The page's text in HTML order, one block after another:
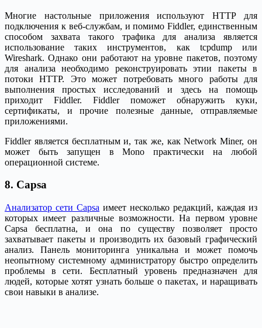
Многие настольные приложения используют HTTP для
подключения к веб-службам, и помимо Fiddler, единственным
способом захвата такого трафика для анализа является
использование таких инструментов, как tcpdump или
Wireshark. Однако они работают на уровне пакетов, поэтому
для анализа необходимо реконструировать этии пакеты в
потоки HTTP. Это может потребовать много работы для
выполнения простых исследований и здесь на помощь
приходит Fiddler. Fiddler поможет обнаружить куки,
сертификаты, и прочие полезные данные, отправляемые
приложениями.
Fiddler является бесплатным и, так же, как Network Miner, он
может быть запущен в Mono практически на любой
операционной системе.
8. Capsa
Анализатор сети Capsa имеет несколько редакций, каждая из
которых имеет различные возможности. На первом уровне
Capsa бесплатна, и она по существу позволяет просто
захватывает пакеты и производить их базовый графический
анализ. Панель мониторинга уникальна и может помочь
неопытному системному администратору быстро определить
проблемы в сети. Бесплатный уровень предназначен для
людей, которые хотят узнать больше о пакетах, и наращивать
свои навыки в анализе.